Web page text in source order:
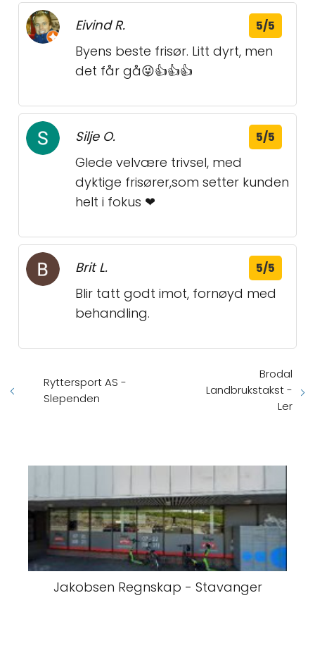
Eivind R. 5/5
Byens beste frisør. Litt dyrt, men
det får gå😜👍👍👍
Silje O. 5/5
Glede velvære trivsel, med
dyktige frisører,som setter kunden
helt i fokus ❤
Brit L. 5/5
Blir tatt godt imot, fornøyd med
behandling.
Ryttersport AS -
Slependen
Brodal
Landbrukstakst -
Ler
Jakobsen Regnskap - Stavanger